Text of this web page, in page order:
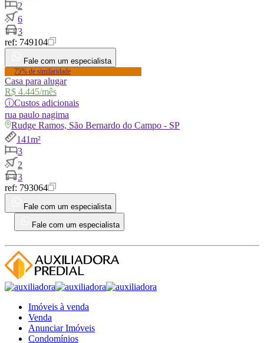
2
6
3
ref: 749104
Fale com um especialista
75% de similaridade
Casa para alugar
R$ 4.445/mês
ⓘCustos adicionais
rua paulo nagima
Rudge Ramos, São Bernardo do Campo - SP
141m²
3
2
3
ref: 793064
Fale com um especialista
Fale com um especialista
Imóveis à venda
Venda
Anunciar Imóveis
Condomínios